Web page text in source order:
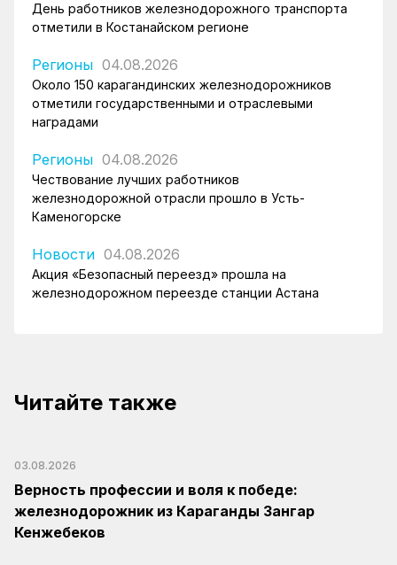
День работников железнодорожного транспорта
отметили в Костанайском регионе
Регионы 04.08.2026
Около 150 карагандинских железнодорожников
отметили государственными и отраслевыми
наградами
Регионы 04.08.2026
Чествование лучших работников
железнодорожной отрасли прошло в Усть-
Каменогорске
Новости 04.08.2026
Акция «Безопасный переезд» прошла на
железнодорожном переезде станции Астана
Читайте также
03.08.2026
Верность профессии и воля к победе:
железнодорожник из Караганды Зангар
Кенжебеков